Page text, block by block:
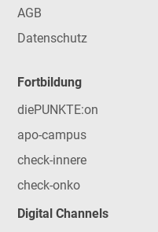
AGB
Datenschutz
Fortbildung
diePUNKTE:on
apo-campus
check-innere
check-onko
Digital Channels